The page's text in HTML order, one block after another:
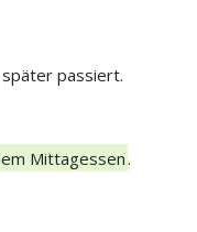
passiert.
Mittagessen.